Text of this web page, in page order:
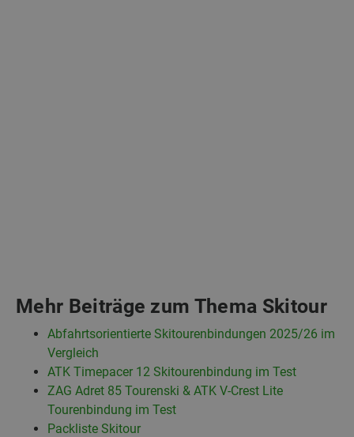
Mehr Beiträge zum Thema Skitour
Abfahrtsorientierte Skitourenbindungen 2025/26 im
Vergleich
ATK Timepacer 12 Skitourenbindung im Test
ZAG Adret 85 Tourenski & ATK V-Crest Lite
Tourenbindung im Test
Packliste Skitour